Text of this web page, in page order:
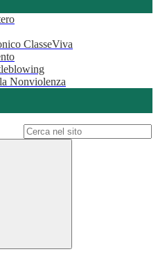
ClasseViva
Nonviolenza